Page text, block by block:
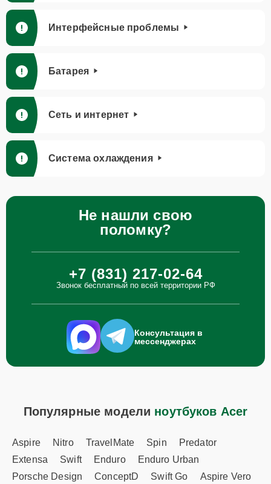
Интерфейсные проблемы
Батарея
Сеть и интернет
Система охлаждения
Не нашли свою
поломку?
+7 (831) 217-02-64
Звонок бесплатный по всей территории РФ
Консультация в
мессенджерах
Популярные модели ноутбуков Acer
Aspire Nitro TravelMate Spin
Predator
Extensa
Swift Enduro
Enduro Urban
Porsche Design
ConceptD Swift Go Aspire Vero